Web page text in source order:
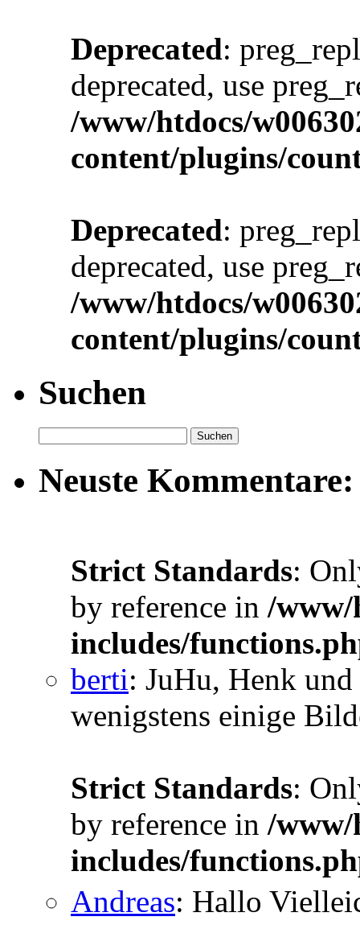
Deprecated:
deprecated, use
/www/htdocs/
content/plugins/
Deprecated:
deprecated, use
/www/htdocs/
content/plugins/
Suchen
Neuste Kommentare:
Strict Standards:
by reference in /www/
includes/
berti: JuHu, Henk
wenigstens einige
Strict Standards:
by reference in /www/
includes/
Andreas: Hallo